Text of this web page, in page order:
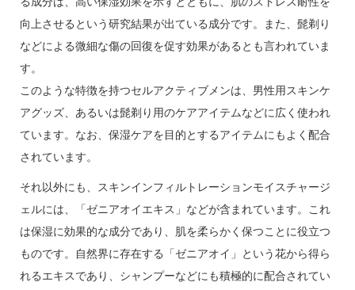
向上させるという研究結果が出ている成分です。また、髭剃り
などによる微細な傷の回復を促す効果があるとも言われていま
す。
このような特徴を持つセルアクティブメンは、男性用スキンケ
アグッズ、あるいは髭剃り用のケアアイテムなどに広く使われ
ています。なお、保湿ケアを目的とするアイテムにもよく配合
されています。
それ以外にも、スキンインフィルトレーションモイスチャージ
ェルには、「ゼニアオイエキス」などが含まれています。これ
は保湿に効果的な成分であり、肌を柔らかく保つことに役立つ
ものです。自然界に存在する「ゼニアオイ」という花から得ら
れるエキスであり、シャンプーなどにも積極的に配合されてい